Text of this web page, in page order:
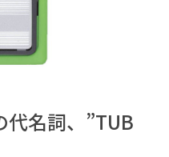
代名詞、”TUB